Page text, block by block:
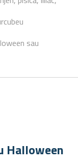
sau
Halloween